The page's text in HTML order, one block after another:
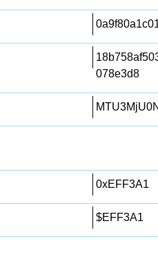
078e3d8
0xEFF3A1
$EFF3A1